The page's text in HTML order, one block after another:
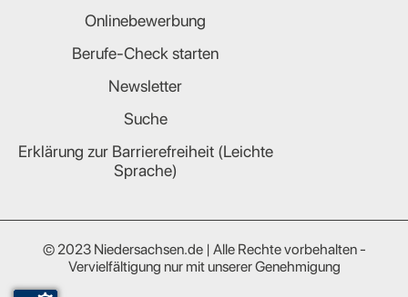
Onlinebewerbung
Berufe-Check starten
Newsletter
Suche
Erklärung zur Barrierefreiheit (Leichte
Sprache)
© 2023 Niedersachsen.de | Alle Rechte vorbehalten -
Vervielfältigung nur mit unserer Genehmigung